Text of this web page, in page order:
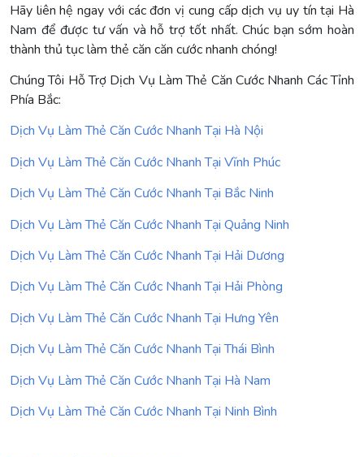
Hãy liên hệ ngay với các đơn vị cung cấp dịch vụ uy tín tại Hà
Nam để được tư vấn và hỗ trợ tốt nhất. Chúc bạn sớm hoàn
thành thủ tục làm thẻ căn căn cước nhanh chóng!
Chúng Tôi Hỗ Trợ Dịch Vụ Làm Thẻ Căn Cước Nhanh Các Tỉnh
Phía Bắc:
Dịch Vụ Làm Thẻ Căn Cước Nhanh Tại Hà Nội
Dịch Vụ Làm Thẻ Căn Cước Nhanh Tại Vĩnh Phúc
Dịch Vụ Làm Thẻ Căn Cước Nhanh Tại Bắc Ninh
Dịch Vụ Làm Thẻ Căn Cước Nhanh Tại Quảng Ninh
Dịch Vụ Làm Thẻ Căn Cước Nhanh Tại Hải Dương
Dịch Vụ Làm Thẻ Căn Cước Nhanh Tại Hải Phòng
Dịch Vụ Làm Thẻ Căn Cước Nhanh Tại Hưng Yên
Dịch Vụ Làm Thẻ Căn Cước Nhanh Tại Thái Bình
Dịch Vụ Làm Thẻ Căn Cước Nhanh Tại Hà Nam
Dịch Vụ Làm Thẻ Căn Cước Nhanh Tại Ninh Bình